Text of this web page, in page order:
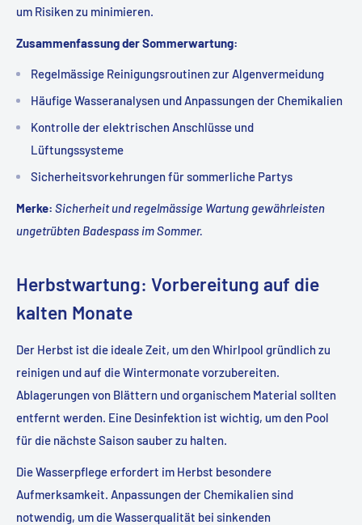
um Risiken zu minimieren.
Zusammenfassung der Sommerwartung:
Regelmässige Reinigungsroutinen zur Algenvermeidung
Häufige Wasseranalysen und Anpassungen der Chemikalien
Kontrolle der elektrischen Anschlüsse und
Lüftungssysteme
Sicherheitsvorkehrungen für sommerliche Partys
Merke: Sicherheit und regelmässige Wartung gewährleisten
ungetrübten Badespass im Sommer.
Herbstwartung: Vorbereitung auf die
kalten Monate
Der Herbst ist die ideale Zeit, um den Whirlpool gründlich zu
reinigen und auf die Wintermonate vorzubereiten.
Ablagerungen von Blättern und organischem Material sollten
entfernt werden. Eine Desinfektion ist wichtig, um den Pool
für die nächste Saison sauber zu halten.
Die Wasserpflege erfordert im Herbst besondere
Aufmerksamkeit. Anpassungen der Chemikalien sind
notwendig, um die Wasserqualität bei sinkenden